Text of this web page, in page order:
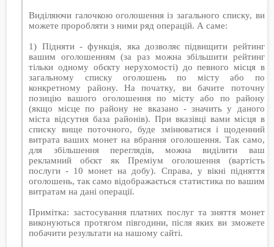
Виділяючи галочкою оголошення із загального списку, ви
можете проробляти з ними ряд операцій. А саме:
1) Підняти - функція, яка дозволяє підвищити рейтинг
вашим оголошенням (за раз можна збільшити рейтинг
тільки одному обєкту нерухомості) до певного місця в
загальному списку оголошень по місту або по
конкретному району. На початку, ви бачите поточну
позицію вашого оголошення по місту або по району
(якщо місце по району не вказано - значить у даного
міста відсутня база районів). При вказівці вами місця в
списку вище поточного, буде змінюватися і щоденний
витрата ваших монет на вбрання оголошення. Так само,
для збільшення переглядів, можна виділити ваш
рекламний обєкт як Преміум оголошення (вартість
послуги - 10 монет на добу). Справа, у вікні підняття
оголошень, так само відображається статистика по вашим
витратам на дані операції.
Примітка: застосування платних послуг та зняття монет
виконуються протягом півгодини, після яких ви зможете
побачити результати на нашому сайті.